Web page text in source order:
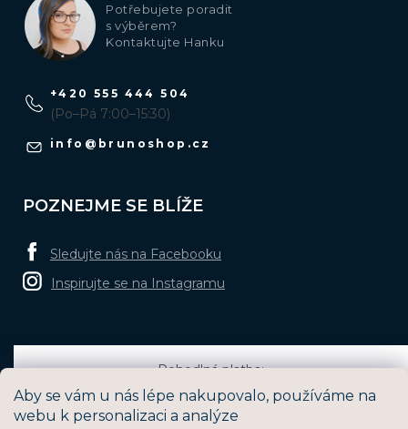
Aby se vám u nás lépe nakupovalo, používáme na
webu k personalizaci a analýze
Potřebujete poradit
s výběrem?
Kontaktujte Hanku
info @ brunoshop.cz
+420 555 444 504
(Po–Pá 7:00–15:30)
POZNEJME SE BLÍŽE
Sledujte nás na Facebooku
Inspirujte se na Instagramu
Pohodlná platba: